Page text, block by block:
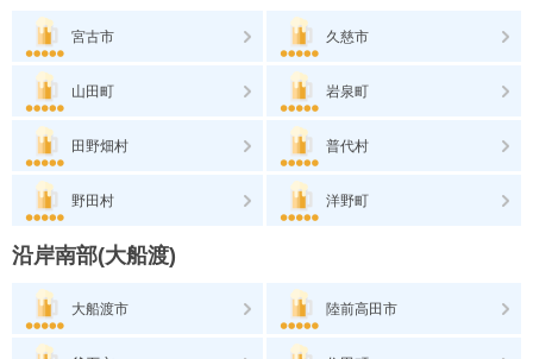
宮古市 久慈市
山田町 岩泉町
田野畑村 普代村
野田村 洋野町
沿岸南部(大船渡)
大船渡市 陸前高田市